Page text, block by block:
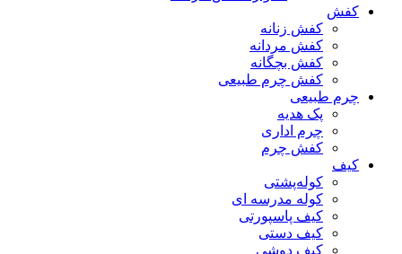
کفش
کفش زنانه
کفش مردانه
کفش بچگانه
کفش چرم طبیعی
چرم طبیعی
پک هدیه
چرم اداری
کفش چرم
کیف
کوله‌پشتی
کوله مدرسه ای
کیف پاسپورتی
کیف دستی
کیف دوشی